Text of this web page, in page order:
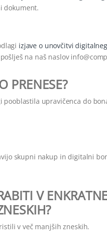
dokument.
izjave o unovčitvi
na naš naslov
PRENESE?
upravičenca do
skupni nakup in digitalni
V
v več manjših zneskih.